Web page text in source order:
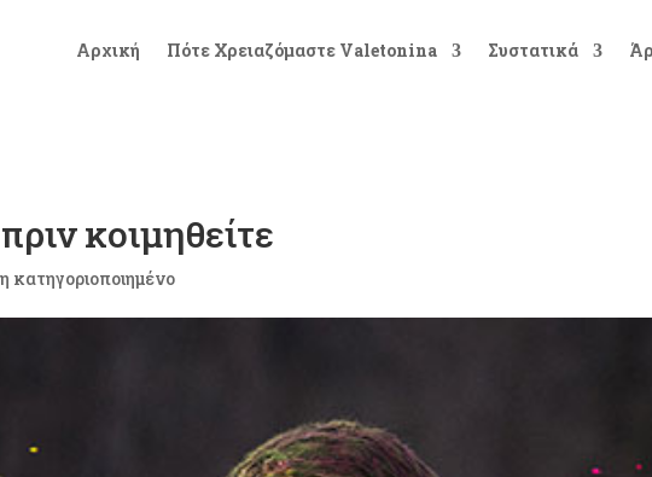
Αρχική Πότε Χρειαζόμαστε Valetonina Συστατικά
κοιμηθείτε
κατηγοριοποιημένο